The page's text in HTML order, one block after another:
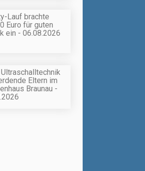
Lauf brachte
Euro für guten
ein - 06.08.2026
Eltern im
Braunau -